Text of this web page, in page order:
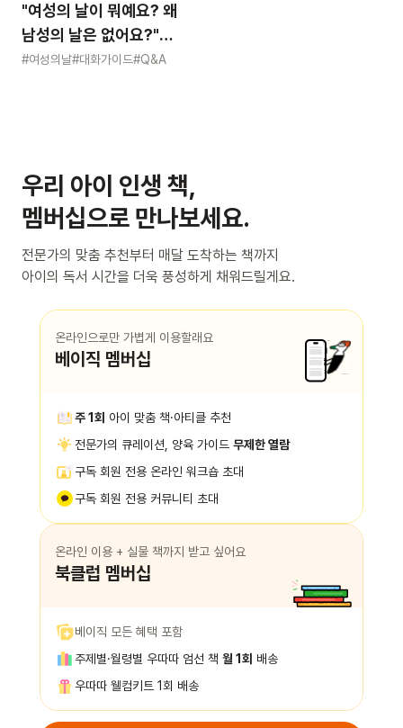
"여성의 날이 뭐예요? 왜
남성의 날은 없어요?"
묻는 어린이에게 이렇게
#여성의날#대화가이드#Q&A
우리 아이 인생 책,
멤버십으로 만나보세요.
전문가의 맞춤 추천부터 매달 도착하는 책까지
아이의 독서 시간을 더욱 풍성하게 채워드릴게요.
온라인으로만 가볍게 이용할래요
베이직 멤버십
주 1회 아이 맞춤 책·아티클 추천
전문가의 큐레이션, 양육 가이드 무제한 열람
구독 회원 전용 온라인 워크숍 초대
구독 회원 전용 커뮤니티 초대
온라인 이용 + 실물 책까지 받고 싶어요
북클럽 멤버십
베이직 모든 혜택 포함
주제별·월령별 우따따 엄선 책 월 1회 배송
우따따 웰컴키트 1회 배송